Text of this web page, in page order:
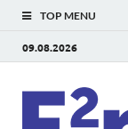
TOP MENU
09.08.2026